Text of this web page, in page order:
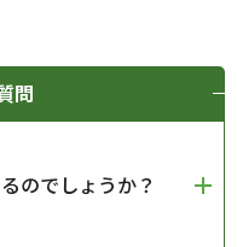
問
のでしょうか？